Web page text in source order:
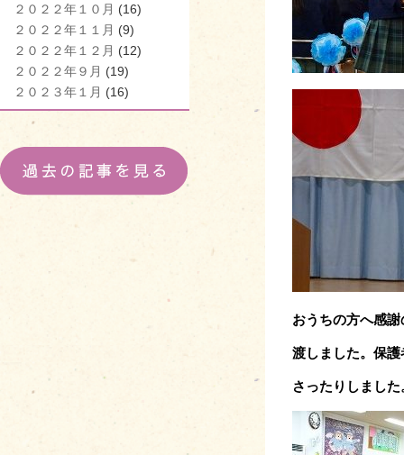
２０２２年１０月 (16)
２０２２年１１月 (9)
２０２２年１２月 (12)
２０２２年９月 (19)
２０２３年１月 (16)
おうちの方へ感
渡しました。保
さったりしまし